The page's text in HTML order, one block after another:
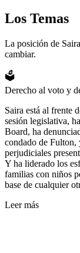
Los Temas
La posición de
cambiar.
🗳️
Derecho al voto y
Saira está al frente
sesión legislativa,
Board, ha
condado de Fulton,
perjudiciales
Y ha liderado los
familias con niños
base de cualquier
Leer más